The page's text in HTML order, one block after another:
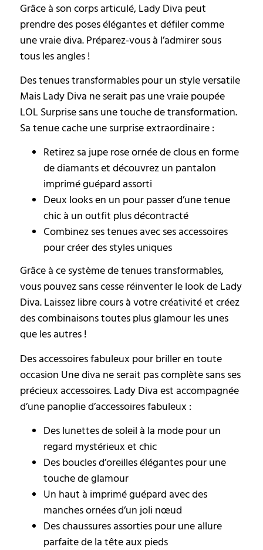
Grâce à son corps articulé, Lady Diva peut
prendre des poses élégantes et défiler comme
une vraie diva. Préparez-vous à l’admirer sous
tous les angles !
Des tenues transformables pour un style versatile
Mais Lady Diva ne serait pas une vraie poupée
LOL Surprise sans une touche de transformation.
Sa tenue cache une surprise extraordinaire :
Retirez sa jupe rose ornée de clous en forme
de diamants et découvrez un pantalon
imprimé guépard assorti
Deux looks en un pour passer d’une tenue
chic à un outfit plus décontracté
Combinez ses tenues avec ses accessoires
pour créer des styles uniques
Grâce à ce système de tenues transformables,
vous pouvez sans cesse réinventer le look de Lady
Diva. Laissez libre cours à votre créativité et créez
des combinaisons toutes plus glamour les unes
que les autres !
Des accessoires fabuleux pour briller en toute
occasion Une diva ne serait pas complète sans ses
précieux accessoires. Lady Diva est accompagnée
d’une panoplie d’accessoires fabuleux :
Des lunettes de soleil à la mode pour un
regard mystérieux et chic
Des boucles d’oreilles élégantes pour une
touche de glamour
Un haut à imprimé guépard avec des
manches ornées d’un joli nœud
Des chaussures assorties pour une allure
parfaite de la tête aux pieds